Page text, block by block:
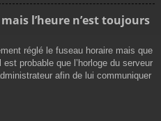
l’heure n’est toujours
réglé le fuseau horaire mais que
est probable que l’horloge du serveur
afin de lui communiquer